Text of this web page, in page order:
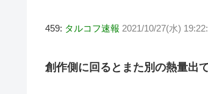
459: タルコフ速報 2021/10/27(水)
創作側に回るとまた別の熱量出